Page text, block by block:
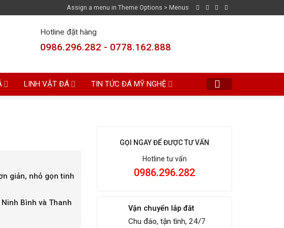
Assign a menu in Theme Options > Menus
Hotline đặt hàng
0986.296.282 - 0778.162.888
LINH VẬT ĐÁ TIN TỨC ĐÁ MỸ NGHỆ
giản, nhỏ gọn tinh
Bình và Thanh
GỌI NGAY ĐỂ ĐƯỢC TƯ VẤN
Hotline tư vấn
0986.296.282
Vận chuyển lắp đăt
Chu đáo, tận tình, 24/7